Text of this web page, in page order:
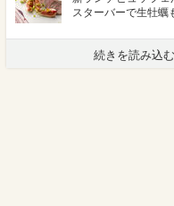
スターバーで生牡蠣
続きを読み込む